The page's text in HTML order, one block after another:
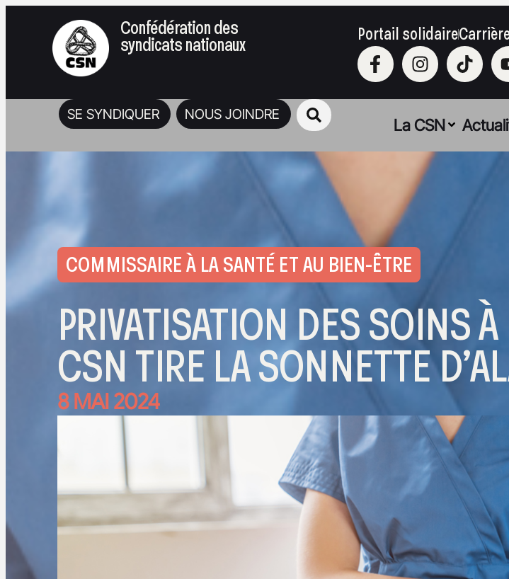
Confédération des
syndicats nationaux Portail solidaire
SE SYNDIQUER NOUS JOINDRE
La CSN
COMMISSAIRE À LA SANTÉ ET AU BIEN-ÊTRE
PRIVATISATION DES SOINS
CSN TIRE LA SONNETTE
8 MAI 2024